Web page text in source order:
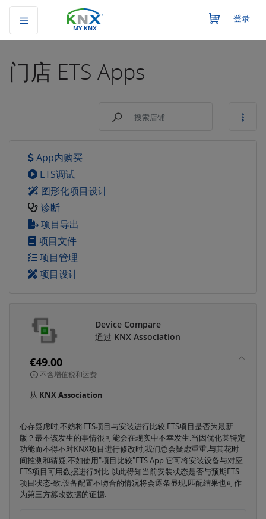
MY KNX
登录
门店 ETS Apps
App内购买
ETS调试
图形化项目设计
诊断
项目导出
项目文件
项目管理
项目设计
Device Compare
通过 KNX Association
€49.00
不含增值税和运费
从 KNX Association
心存疑虑时,不妨将ETS项目与安装进行比较,ETS项目是否为最新
版？最不该发生的事情很可能会在现实中不幸发生.当因优化某特定
功能而不得不对KNX项目进行修改时,我们总会疑虑重重.与其花时
间推测和猜疑,不如使用"项目比较"ETS App.它可将安装设备与对应
ETS项目可用数据进行对比.以此得知当前安装状态是否与预期ETS
项目状态-致.设备配置不吻合的情况将会逐条显现,匹配结果也可作
为第三方篡改数据的证据.